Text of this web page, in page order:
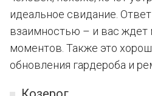
идеальное свидание.
взаимностью – и вас ждет
моментов. Также это
обновления гардероба и